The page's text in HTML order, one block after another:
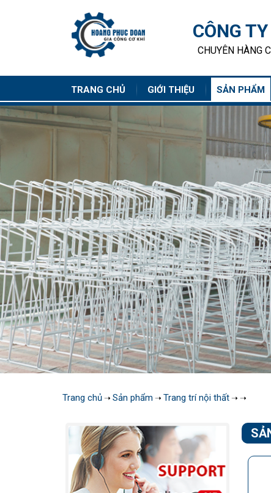
CÔNG
CHUYÊN HÀNG
TRANG CHỦ GIỚI THIỆU SẢN PHẨM
Trang chủ ➝ Sản phẩm ➝ Trang trí nội thất ➝ ➝